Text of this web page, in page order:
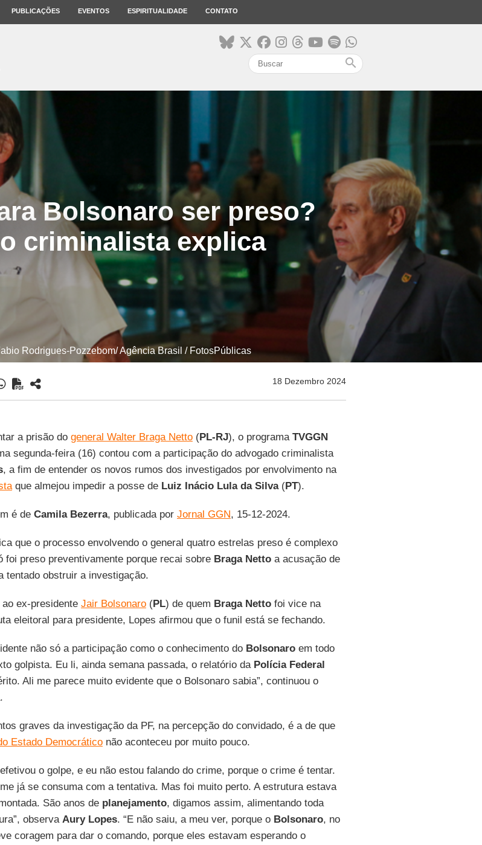
PUBLICAÇÕES EVENTOS ESPIRITUALIDADE CONTATO
search
Bolsonaro ser preso?
criminalista explica
Rodrigues-Pozzebom/ Agência Brasil / FotosPúblicas
18 Dezembro 2024
a prisão do general Walter Braga Netto(PL-RJ), o programa TVGGN
segunda-feira (16) contou com a participação do advogado criminalista
, a fim de entender os novos rumos dos investigados por envolvimento na
que almejou impedir a posse de Luiz Inácio Lula da Silva(PT).
é de Camila Bezerra, publicada por Jornal GGN, 15-12-2024.
que o processo envolvendo o general quatro estrelas preso é complexo
foi preso preventivamente porque recai sobre Braga Nettoa acusação de
tentado obstruir a investigação.
ex-presidente Jair Bolsonaro(PL) de quem Braga Nettofoi vice na
eleitoral para presidente, Lopes afirmou que o funil está se fechando.
não só a participação como o conhecimento do Bolsonaroem todo
golpista. Eu li, ainda semana passada, o relatório da Polícia Federal
Ali me parece muito evidente que o Bolsonaro sabia”, continuou o
graves da investigação da PF, na percepção do convidado, é a de que
Estado Democráticonão aconteceu por muito pouco.
o golpe, e eu não estou falando do crime, porque o crime é tentar.
já se consuma com a tentativa. Mas foi muito perto. A estrutura estava
São anos de planejamento, digamos assim, alimentando toda
observa Aury Lopes. “E não saiu, a meu ver, porque o Bolsonaro, no
coragem para dar o comando, porque eles estavam esperando o